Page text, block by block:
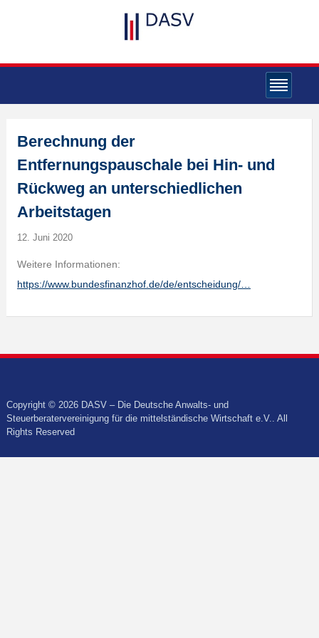
Berechnung der
Entfernungspauschale bei Hin- und
Rückweg an unterschiedlichen
Arbeitstagen
12. Juni 2020
Weitere Informationen:
https://www.bundesfinanzhof.de/de/entscheidung/…
Copyright © 2026 DASV – Die Deutsche Anwalts- und
Steuerberatervereinigung für die mittelständische Wirtschaft e.V.. All
Rights Reserved